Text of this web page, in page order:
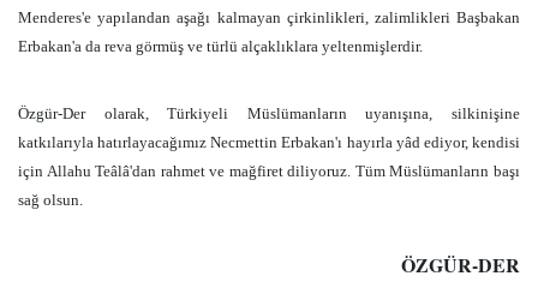
Menderes'e yapılandan aşağı kalmayan çirkinlikleri, zalimlikleri Başbakan
Erbakan'a da reva görmüş ve türlü alçaklıklara yeltenmişlerdir.
Özgür-Der olarak, Türkiyeli Müslümanların uyanışına, silkinişine
katkılarıyla hatırlayacağımız Necmettin Erbakan'ı hayırla yâd ediyor, kendisi
için Allahu Teâlâ'dan rahmet ve mağfiret diliyoruz. Tüm Müslümanların başı
sağ olsun.
ÖZGÜR-DER